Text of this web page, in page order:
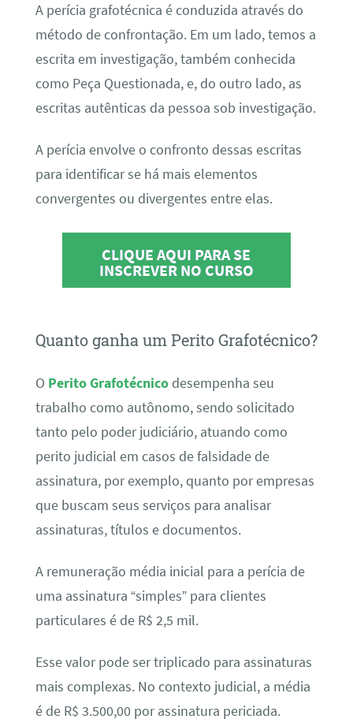
A perícia grafotécnica é conduzida através do
método de confrontação. Em um lado, temos a
escrita em investigação, também conhecida
como Peça Questionada, e, do outro lado, as
escritas autênticas da pessoa sob investigação.
A perícia envolve o confronto dessas escritas
para identificar se há mais elementos
convergentes ou divergentes entre elas.
CLIQUE AQUI PARA SE
INSCREVER NO CURSO
Quanto ganha um Perito Grafotécnico?
O Perito Grafotécnicodesempenha seu
trabalho como autônomo, sendo solicitado
tanto pelo poder judiciário, atuando como
perito judicial em casos de falsidade de
assinatura, por exemplo, quanto por empresas
que buscam seus serviços para analisar
assinaturas, títulos e documentos.
A remuneração média inicial para a perícia de
uma assinatura “simples” para clientes
particulares é de R$ 2,5 mil.
Esse valor pode ser triplicado para assinaturas
mais complexas. No contexto judicial, a média
é de R$ 3.500,00 por assinatura periciada.